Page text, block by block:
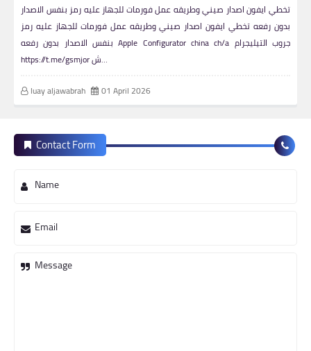
تخطي ايفون اصدار صيني وطريقه عمل فورمات للجهاز عليه رمز بنفس الاصدار
بدون رفعه تخطي ايفون اصدار صيني وطريقه عمل فورمات للجهاز عليه رمز
بنفس الاصدار بدون رفعه Apple Configurator china ch/a جروب التيليجرام
https://t.me/gsmjor ش…
luay aljawabrah
01 April 2026
Contact Form
Name
Email
Message